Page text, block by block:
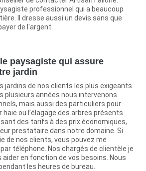
professionnel qui a beaucoup
Il dresse aussi un devis sans que
de l'argent.
paysagiste qui assure
jardin
jardins de nos clients les plus exigeants
plusieurs années nous intervenons
mais aussi des particuliers pour
haie ou l’élagage des arbres présents
des tarifs à des prix économiques,
prestataire dans notre domaine. Si
de nos clients, vous pouvez me
téléphone. Nos chargés de clientèle je
aider en fonction de vos besoins. Nous
les heures de bureau.